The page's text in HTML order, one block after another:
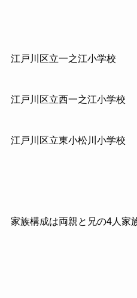
江戸川区立一之江小学校
江戸川区立西一之江小学校
江戸川区立東小松川小学校
家族構成は両親と兄の4人家